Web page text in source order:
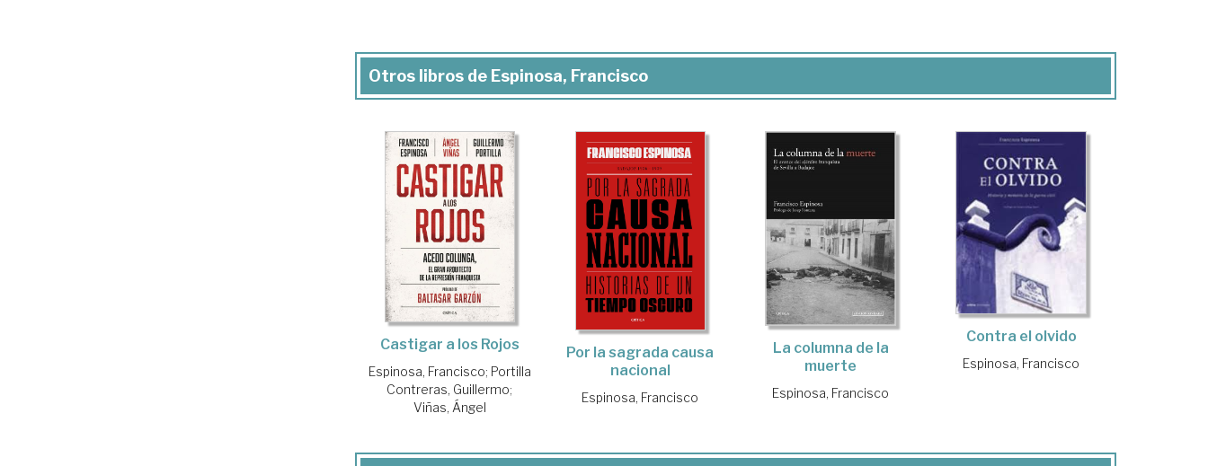
Otros libros de Espinosa, Francisco
Castigar a los Rojos
Espinosa, Francisco; Portilla
Contreras, Guillermo;
Viñas, Ángel
Por la sagrada causa
nacional
Espinosa, Francisco
La columna de la
muerte
Espinosa, Francisco
Contra el olvido
Espinosa, Francisco